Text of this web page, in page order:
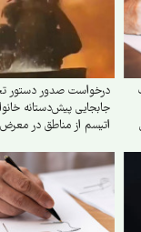
درخواست صدور دستور تخلیه و
جابجایی پیش‌دستانه خانواده‌های
اتیسم از مناطق در معرض تهدید